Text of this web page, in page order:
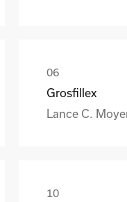
Grosfillex
Lance C.